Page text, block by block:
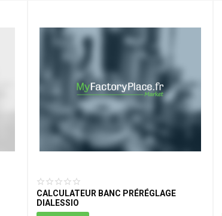
CALCULATEUR BANC PRÉRÉGLAGE
DIALESSIO